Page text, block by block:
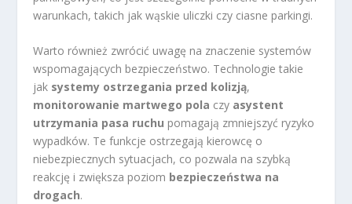
warunkach, takich jak wąskie uliczki czy ciasne parkingi.
Warto również zwrócić uwagę na znaczenie systemów
wspomagających bezpieczeństwo. Technologie takie
jak systemy ostrzegania przed kolizją,
monitorowanie martwego pola czy asystent
utrzymania pasa ruchu pomagają zmniejszyć ryzyko
wypadków. Te funkcje ostrzegają kierowcę o
niebezpiecznych sytuacjach, co pozwala na szybką
reakcję i zwiększa poziom bezpieczeństwa na
drogach.